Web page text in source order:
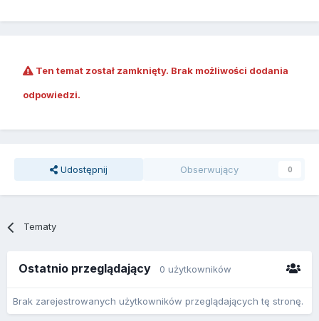
Ten temat został zamknięty. Brak możliwości dodania
odpowiedzi.
Udostępnij Obserwujący 0
Tematy
Ostatnio przeglądający 0 użytkowników
Brak zarejestrowanych użytkowników przeglądających tę stronę.